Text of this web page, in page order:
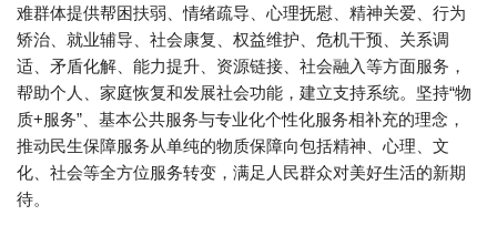
难群体提供帮困扶弱、情绪疏导、心理抚慰、精神关爱、行为
矫治、就业辅导、社会康复、权益维护、危机干预、关系调
适、矛盾化解、能力提升、资源链接、社会融入等方面服务，
帮助个人、家庭恢复和发展社会功能，建立支持系统。坚持“物
质+服务”、基本公共服务与专业化个性化服务相补充的理念，
推动民生保障服务从单纯的物质保障向包括精神、心理、文
化、社会等全方位服务转变，满足人民群众对美好生活的新期
待。